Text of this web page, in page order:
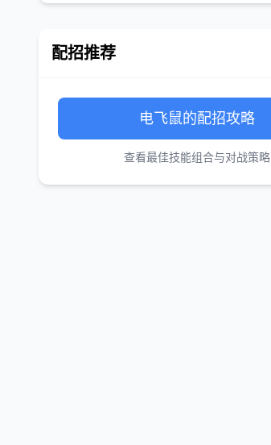
配招推荐
电飞鼠的配招攻略
查看最佳技能组合与对战策略